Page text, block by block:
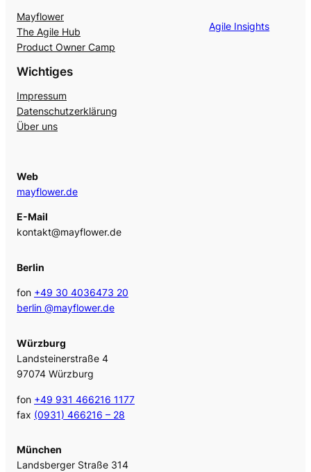
Mayflower
The Agile Hub
Product Owner Camp
Agile Insights
Wichtiges
Impressum
Datenschutzerklärung
Über uns
Web
mayflower.de
E-Mail
kontakt@mayflower.de
Berlin
fon +49 30 4036473 20
berlin @mayflower.de
Würzburg
Landsteinerstraße 4
97074 Würzburg
fon +49 931 466216 1177
fax (0931) 466216 – 28
München
Landsberger Straße 314